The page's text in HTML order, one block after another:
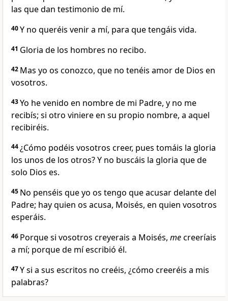
las que dan testimonio de mí.
40Y no queréis venir a mí, para que tengáis vida.
41 Gloria de los hombres no recibo.
42 Mas yo os conozco, que no tenéis amor de Dios en
vosotros.
43Yo he venido en nombre de mi Padre, y no me
recibís; si otro viniere en su propio nombre, a aquel
recibiréis.
44¿Cómo podéis vosotros creer, pues tomáis la gloria
los unos de los otros? Y no buscáis la gloria que de
solo Dios es.
45 No penséis que yo os tengo que acusar delante del
Padre; hay quien os acusa, Moisés, en quien vosotros
esperáis.
46 Porque si vosotros creyerais a Moisés, mecreeríais
a mí; porque de mí escribió él.
47Y si a sus escritos no creéis, ¿cómo creeréis a mis
palabras?